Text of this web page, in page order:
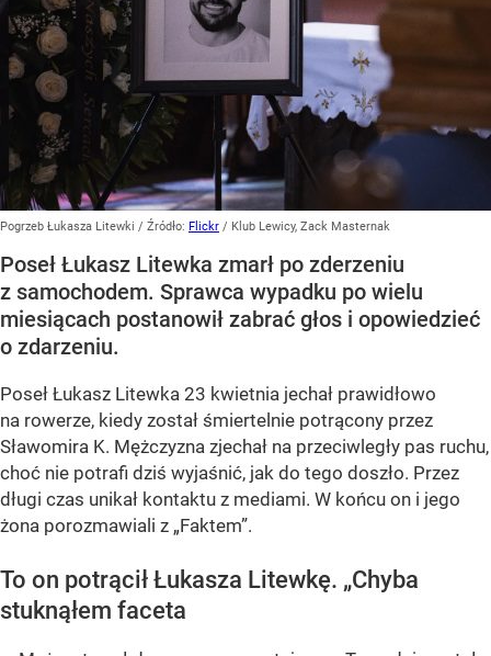
Pogrzeb Łukasza Litewki / Źródło: Flickr / Klub Lewicy, Zack Masternak
Poseł Łukasz Litewka zmarł po zderzeniu
z samochodem. Sprawca wypadku po wielu
miesiącach postanowił zabrać głos i opowiedzieć
o zdarzeniu.
Poseł Łukasz Litewka 23 kwietnia jechał prawidłowo
na rowerze, kiedy został śmiertelnie potrącony przez
Sławomira K. Mężczyzna zjechał na przeciwległy pas ruchu,
choć nie potrafi dziś wyjaśnić, jak do tego doszło. Przez
długi czas unikał kontaktu z mediami. W końcu on i jego
żona porozmawiali z „Faktem”.
To on potrącił Łukasza Litewkę. „Chyba
stuknąłem faceta